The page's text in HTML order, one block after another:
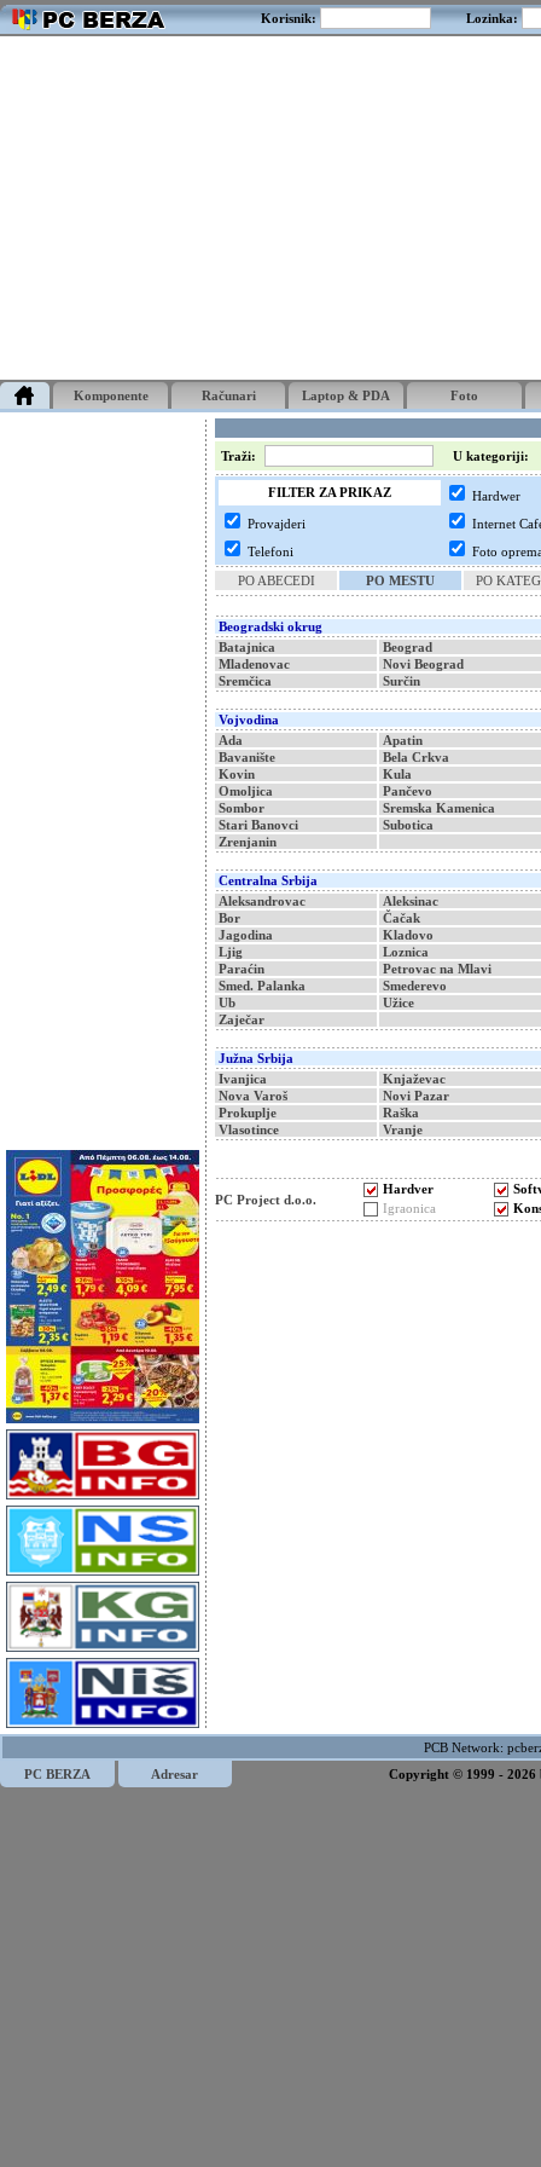
Korisnik: Lozinka:
Komponente Računari Laptop & PDA Foto
Traži: U kategoriji:
FILTER ZA PRIKAZ
Hardwer
Provajderi
Internet
Telefoni
Foto
PO ABECEDI
PO MESTU PO
Beogradski okrug
Batajnica
Beograd
Mladenovac
Novi Beograd
Sremčica
Surčin
Vojvodina
Ada
Apatin
Bavanište
Bela Crkva
Kovin
Kula
Omoljica
Pančevo
Sombor
Sremska Kamenica
Stari Banovci
Subotica
Zrenjanin
Centralna Srbija
Aleksandrovac
Aleksinac
Bor
Čačak
Jagodina
Kladovo
Ljig
Loznica
Paraćin
Petrovac na Mlavi
Smed. Palanka
Smederevo
Ub
Užice
Zaječar
Južna Srbija
Ivanjica
Knjaževac
Nova Varoš
Novi Pazar
Prokuplje
Raška
Vlasotince
Vranje
PC Project d.o.o.
Hardver
Igraonica
PCB Network:
PC BERZA
Adresar Copyright © 1999 -